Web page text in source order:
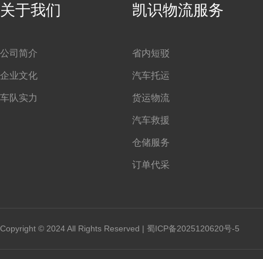
关于我们
公司简介
企业文化
车队实力
凯识物流服务
省内短驳
汽车托运
货运物流
汽车救援
仓储服务
订单代采
Copyright © 2024 All Rights Reserved | 蜀ICP备2025120620号-5